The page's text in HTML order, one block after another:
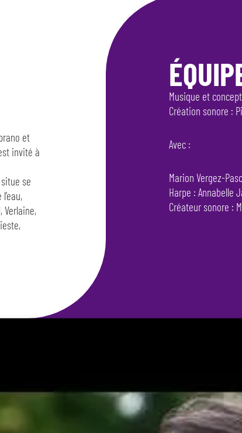
et
invité à
se
Verlaine,
Musique et
Création sonore :
Avec :
Marion Vergez-
Harpe : Annabelle
Créateur sonore :